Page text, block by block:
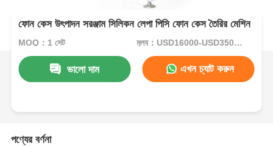
ফোন কেস উৎপাদন সরঞ্জাম সিলিকন লেপা পিসি ফোন কেস তৈরির মেশিন
MOQ：1 সেট মূল্য：USD16000-USD35000per set
ভালো দাম এখন চ্যাট করুন
পণ্যের বর্ণনা